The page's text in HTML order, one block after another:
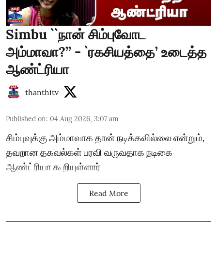
Simbu ``நான் சிம்புவோட
அம்மாவா?’’ - `ரகசியத்தை’ உடைத்த
ஆண்ட்ரியா
thanthitv
Published on: 04 Aug 2026, 3:07 am
சிம்புவுக்கு அம்மாவாக தான் நடிக்கவில்லை என்றும்,
தவறான தகவல்கள் பரவி வருவதாக நடிகை
ஆண்ட்ரியா கூறியுள்ளார்
Read More